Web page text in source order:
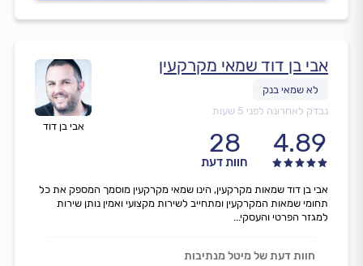
אבי בן דוד
אבי בן דוד שמאי מקרקעין
נבדק לאחרונה לפני 5 שעות
4.89
28
חוות דעת
אבי בן דוד שמאות מקרקעין, הינו שמאי מקרקעין מוסמך המספק את כל
תחומי שמאות המקרקעין ומתחייב לשירות מקצועי ואמין נותן שירות
למגזר הפרטי והעסקי...
חוות דעת של מיטל מנתיבות